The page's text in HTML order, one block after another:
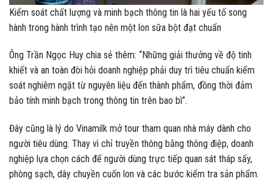
Kiểm soát chất lượng và minh bạch thông tin là hai yếu tố song
hành trong hành trình tạo nên một lon sữa bột đạt chuẩn
Ông Trần Ngọc Huy chia sẻ thêm: “Những giải thưởng về độ tinh
khiết và an toàn đòi hỏi doanh nghiệp phải duy trì tiêu chuẩn kiểm
soát nghiêm ngặt từ nguyên liệu đến thành phẩm, đồng thời đảm
bảo tính minh bạch trong thông tin trên bao bì”.
Đây cũng là lý do Vinamilk mở tour tham quan nhà máy dành cho
người tiêu dùng. Thay vì chỉ truyền thông bằng thông điệp, doanh
nghiệp lựa chọn cách để người dùng trực tiếp quan sát tháp sấy,
phòng sạch, dây chuyền cuốn lon và các bước kiểm tra sản phẩm.